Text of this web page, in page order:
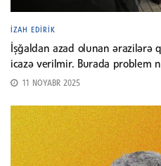
İZAH EDIRIK
İşğaldan azad olunan ərazilərə
icazə verilmir. Burada problem
11 NOYABR 2025